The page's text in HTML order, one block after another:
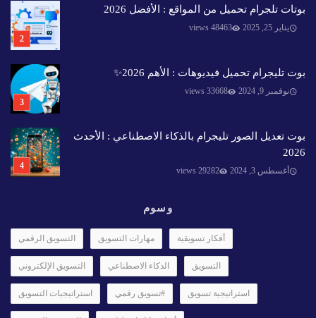
بوتات تلجرام تحميل من المواقع : الأفضل 2026
يناير 25, 2025 48463 views
بوت تليجرام تحميل فيديوهات : الأهم 2026✨️
نوفمبر 9, 2024 33668 views
بوت تعديل الصور تليجرام بالذكاء الاصطناعي : الأحدث
2026
أغسطس 3, 2024 29282 views
وسوم
التسويق الرقمي مهارات التسويق أفكار تسويقية
التسويق الإلكتروني الذكاء الاصطناعي التسويق
استراتيجيات التسويق #تسويق رقمي استراتيجية تسويق